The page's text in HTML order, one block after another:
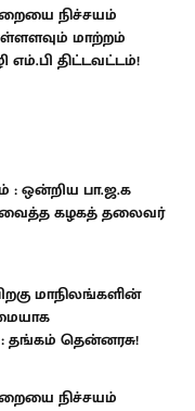
நிச்சயம்
மாற்றம்
திட்டவட்டம்!
: ஒன்றிய பா.ஜ.க
வைத்த கழகத் தலைவர்
மாநிலங்களின்
: தங்கம் தென்னரசு!
நிச்சயம்